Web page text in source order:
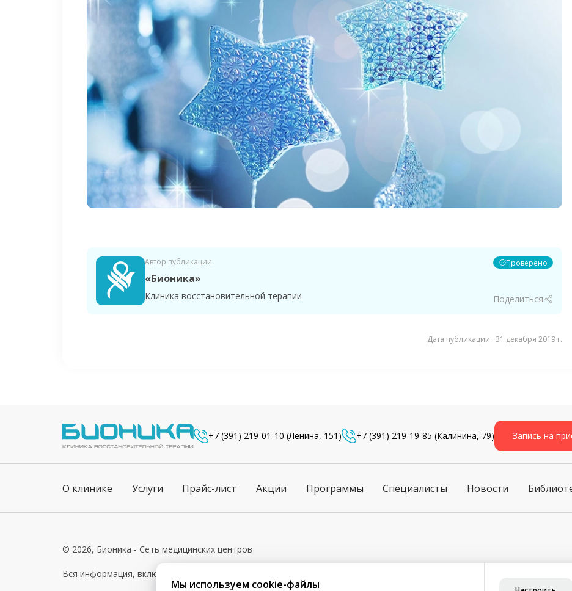
Автор публикации
«Бионика»
Клиника восстановительной терапии
Проверено
Поделиться
Дата публикации : 31 декабря 2019 г.
+7 (391) 219-01-10 (Ленина, 151) +7 (391) 219-19-85 (Калинина, 79) Запись на
О клинике Услуги Прайс-лист Акции Программы Специалисты Новости
© 2026, Бионика - Сеть медицинских центров
Вся информация, включая цены, представлена для ознакомления и не является публичной офертой (ст. 435 ГК РФ, ст.
Мы используем cookie-файлы